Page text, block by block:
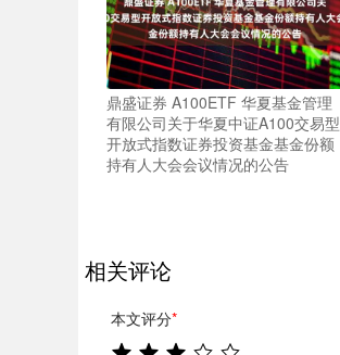
鼎盛证券 A100ETF 华夏基金管理
有限公司关于华夏中证A100交易型
开放式指数证券投资基金基金份额
持有人大会会议情况的公告
相关评论
本文评分*